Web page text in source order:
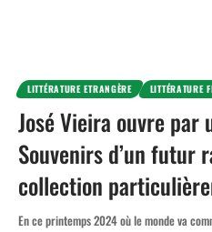
LITTÉRATURE ETRANGÈRE LITTÉRATURE
José Vieira ouvre par
Souvenirs d’un futur
collection
En ce printemps 2024 où le monde va